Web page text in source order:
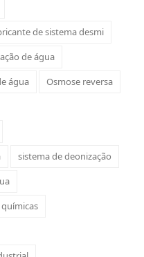
de sistema desmi
de água
água
Osmose reversa
sistema de deonização